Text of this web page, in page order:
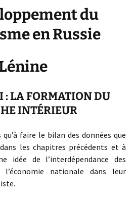
du
en Russie
LA FORMATION DU
INTÉRIEUR
faire le bilan des données que
les chapitres précédents et à
idée de l’interdépendance des
l’économie nationale dans leur